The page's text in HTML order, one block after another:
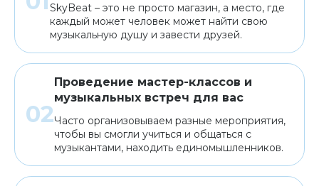
SkyBeat – это не просто магазин, а место, где
каждый может человек может найти свою
музыкальную душу и завести друзей.
Проведение мастер-классов и
музыкальных встреч для вас
Часто организовываем разные мероприятия,
чтобы вы смогли учиться и общаться с
музыкантами, находить единомышленников.